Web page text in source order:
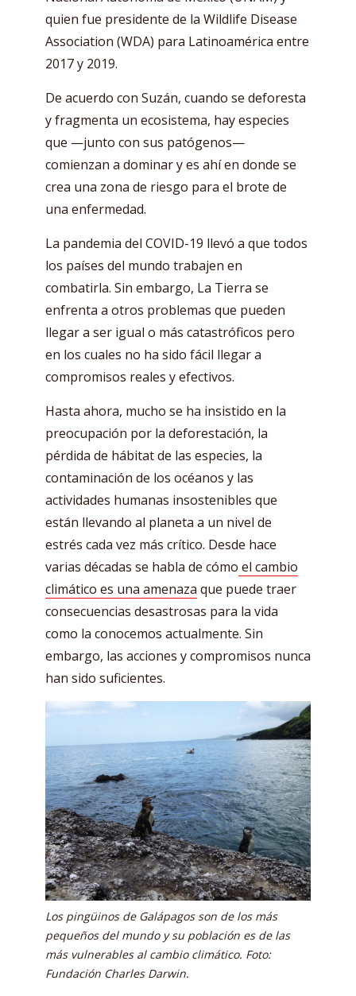
quien fue presidente de la Wildlife Disease
Association (WDA) para Latinoamérica entre
2017 y 2019.
De acuerdo con Suzán, cuando se deforesta
y fragmenta un ecosistema, hay especies
que —junto con sus patógenos—
comienzan a dominar y es ahí en donde se
crea una zona de riesgo para el brote de
una enfermedad.
La pandemia del COVID-19 llevó a que todos
los países del mundo trabajen en
combatirla. Sin embargo, La Tierra se
enfrenta a otros problemas que pueden
llegar a ser igual o más catastróficos pero
en los cuales no ha sido fácil llegar a
compromisos reales y efectivos.
Hasta ahora, mucho se ha insistido en la
preocupación por la deforestación, la
pérdida de hábitat de las especies, la
contaminación de los océanos y las
actividades humanas insostenibles que
están llevando al planeta a un nivel de
estrés cada vez más crítico. Desde hace
varias décadas se habla de cómo el cambio
climático es una amenaza que puede traer
consecuencias desastrosas para la vida
como la conocemos actualmente. Sin
embargo, las acciones y compromisos nunca
han sido suficientes.
Los pingüinos de Galápagos son de los más
pequeños del mundo y su población es de las
más vulnerables al cambio climático. Foto:
Fundación Charles Darwin.